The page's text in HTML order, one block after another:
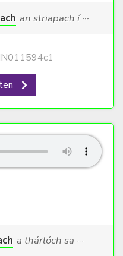
an striapach í ···
a thárlóch sa ···